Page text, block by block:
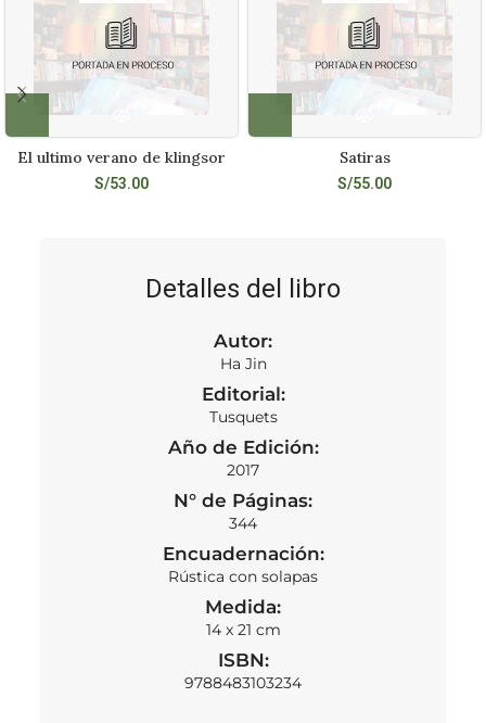
El ultimo verano de klingsor
S/53.00
Satiras
S/55.00
Detalles del libro
Autor:
Ha Jin
Editorial:
Tusquets
Año de Edición:
2017
N° de Páginas:
344
Encuadernación:
Rústica con solapas
Medida:
14 x 21 cm
ISBN:
9788483103234